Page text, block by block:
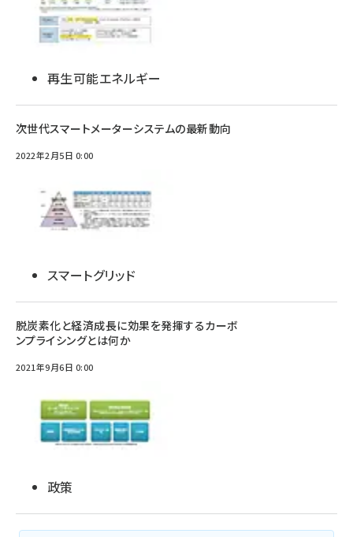
再生可能エネルギー
次世代スマートメーターシステムの最新動向
2022年2月5日 0:00
スマートグリッド
脱炭素化と経済成長に効果を発揮するカーボ
ンプライシングとは何か
2021年9月6日 0:00
政策